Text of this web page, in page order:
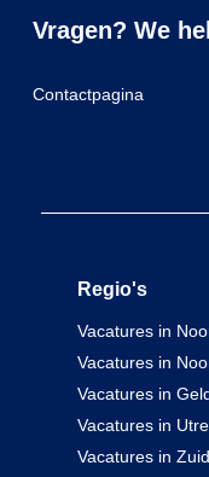
Vragen? We
Contactpagina
Regio's
Vacatures in
Vacatures in
Vacatures in
Vacatures in
Vacatures in